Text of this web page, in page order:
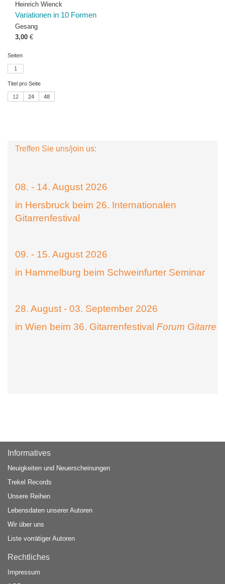
Heinrich Wienck
Variationen in 10 Formen
Gesang
3,00 €
Seiten
1
Titel pro Seite
12 24 48
Treffen Sie uns/join us:
08. - 14. August 2026
in Hersbruck beim 26. Internationalen
Gitarrenfestival
09. - 15. August 2026
in Hammelburg beim Schweinfurter Seminar
28. August - 03. September 2026
in Wien beim 36. Gitarrenfestival Forum Gitarre
Informatives
Neuigkeiten und Neuerscheinungen
Trekel Records
Unsere Reihen
Lebensdaten unserer Autoren
Wir über uns
Liste vorrätiger Autoren
Rechtliches
Impressum